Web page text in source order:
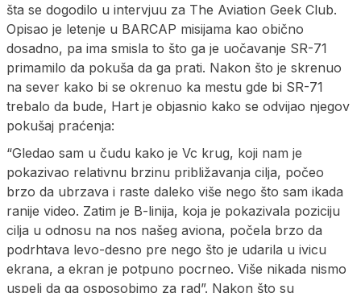
šta se dogodilo u intervjuu za The Aviation Geek Club.
Opisao je letenje u BARCAP misijama kao obično
dosadno, pa ima smisla to što ga je uočavanje SR-71
primamilo da pokuša da ga prati. Nakon što je skrenuo
na sever kako bi se okrenuo ka mestu gde bi SR-71
trebalo da bude, Hart je objasnio kako se odvijao njegov
pokušaj praćenja:
“Gledao sam u čudu kako je Vc krug, koji nam je
pokazivao relativnu brzinu približavanja cilja, počeo
brzo da ubrzava i raste daleko više nego što sam ikada
ranije video. Zatim je B-linija, koja je pokazivala poziciju
cilja u odnosu na nos našeg aviona, počela brzo da
podrhtava levo-desno pre nego što je udarila u ivicu
ekrana, a ekran je potpuno pocrneo. Više nikada nismo
uspeli da ga osposobimo za rad”. Nakon što su